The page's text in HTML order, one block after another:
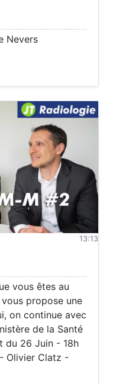
Nevers
13:13
vous êtes au
propose une
on continue avec
de la Santé
du 26 Juin - 18h
Olivier Clatz -